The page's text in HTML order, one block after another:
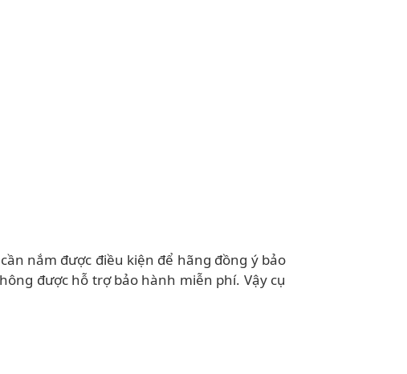
nắm được điều kiện để hãng đồng ý bảo
được hỗ trợ bảo hành miễn phí. Vậy cụ